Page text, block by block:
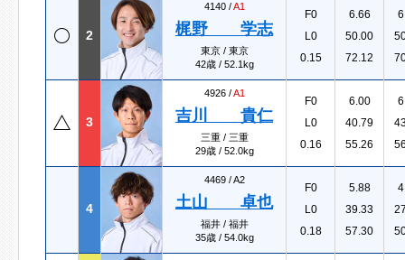
2
4140 /A1
梶野 学志
東京 / 東京
42歳 / 52.1kg
F0
L0
0.15
6.66
50.00
72.12
3
4926 /A1
吉川 貴仁
三重 / 三重
29歳 / 52.0kg
F0
L0
0.16
6.00
40.79
55.26
4
4469 /A2
土山 卓也
福井 / 福井
35歳 / 54.0kg
F0
L0
0.18
5.88
39.33
57.30